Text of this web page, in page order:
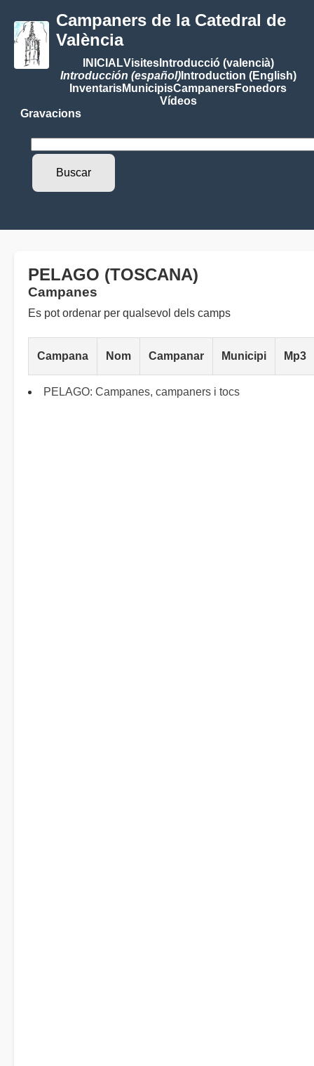
Campaners de la Catedral de
València
INICIALVisitesIntroducció (valencià)
Introducción (español)Introduction (English)
InventarisMunicipisCampanersFonedors
Vídeos
Gravacions
PELAGO (TOSCANA)
Campanes
Es pot ordenar per qualsevol dels camps
Campana Nom Campanar Municipi Mp3
PELAGO: Campanes, campaners i tocs